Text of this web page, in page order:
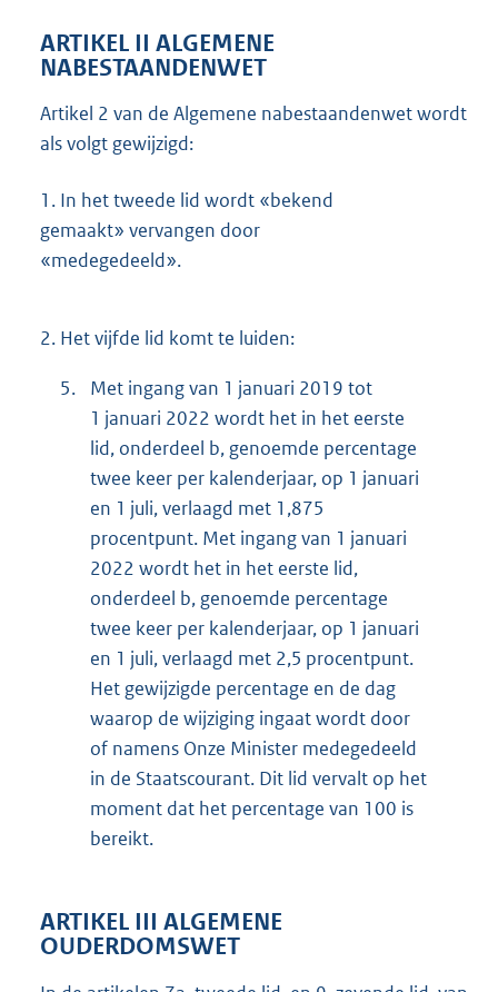
ARTIKEL II ALGEMENE
NABESTAANDENWET
Artikel 2 van de Algemene nabestaandenwet wordt
als volgt gewijzigd:
1. In het tweede lid wordt «bekend
gemaakt» vervangen door
«medegedeeld».
2. Het vijfde lid komt te luiden:
5.
Met ingang van 1 januari 2019 tot
1 januari 2022 wordt het in het eerste
lid, onderdeel b, genoemde percentage
twee keer per kalenderjaar, op 1 januari
en 1 juli, verlaagd met 1,875
procentpunt. Met ingang van 1 januari
2022 wordt het in het eerste lid,
onderdeel b, genoemde percentage
twee keer per kalenderjaar, op 1 januari
en 1 juli, verlaagd met 2,5 procentpunt.
Het gewijzigde percentage en de dag
waarop de wijziging ingaat wordt door
of namens Onze Minister medegedeeld
in de Staatscourant. Dit lid vervalt op het
moment dat het percentage van 100 is
bereikt.
ARTIKEL III ALGEMENE
OUDERDOMSWET